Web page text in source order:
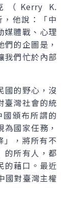
Kerry K.
他說：「中
媒體戰、心理
的企圖是，
我們忙於內部
國的野心，沒
臺灣社會的統
頒布所謂的
國家任務，
」，將所有不
的所有人，都
的藉口。最近
國對臺灣主權